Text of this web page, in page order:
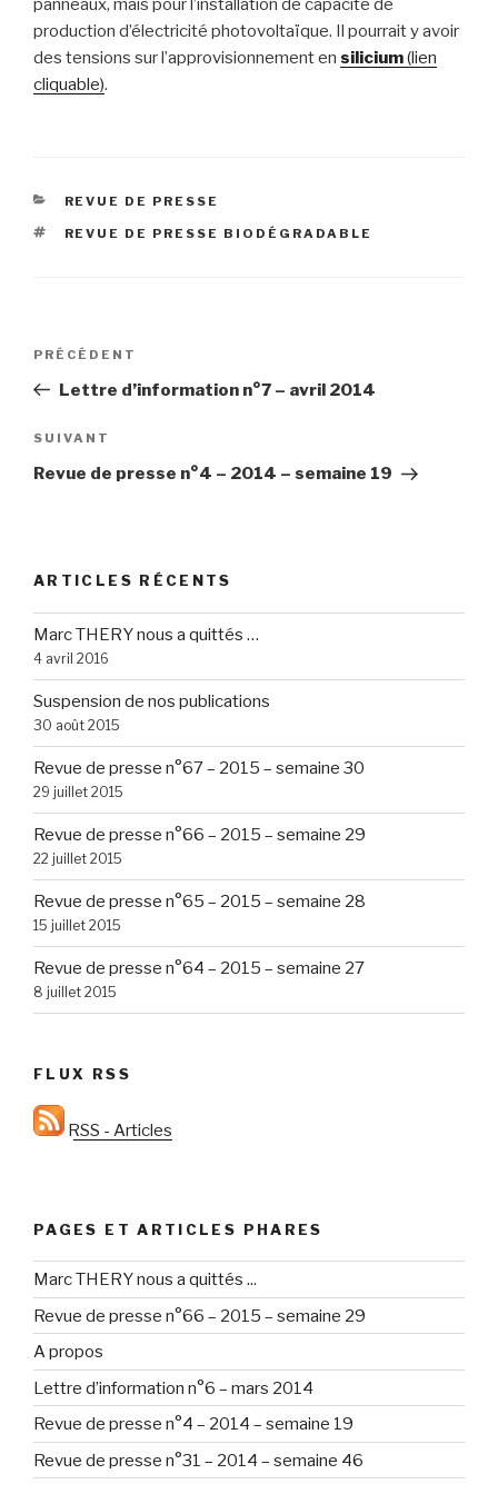
panneaux, mais pour l’installation de capacité de
production d’électricité photovoltaïque. Il pourrait y avoir
des tensions sur l’approvisionnement en silicium(lien
cliquable).
CATÉGORIES
REVUE DE PRESSE
ÉTIQUETTES
REVUE DE PRESSE BIODÉGRADABLE
Navigation
l’article
Article
précédent
PRÉCÉDENT
Lettre d’information n°7 – avril 2014
Article
suivant
SUIVANT
Revue de presse n°4 – 2014 – semaine 19
ARTICLES RÉCENTS
Marc THERY nous a quittés …
4 avril 2016
Suspension de nos publications
30 août 2015
Revue de presse n°67 – 2015 – semaine 30
29 juillet 2015
Revue de presse n°66 – 2015 – semaine 29
22 juillet 2015
Revue de presse n°65 – 2015 – semaine 28
15 juillet 2015
Revue de presse n°64 – 2015 – semaine 27
8 juillet 2015
FLUX RSS
RSS - Articles
PAGES ET ARTICLES PHARES
Marc THERY nous a quittés ...
Revue de presse n°66 – 2015 – semaine 29
A propos
Lettre d’information n°6 – mars 2014
Revue de presse n°4 – 2014 – semaine 19
Revue de presse n°31 – 2014 – semaine 46